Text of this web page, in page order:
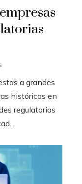
a grandes
históricas en
regulatorias